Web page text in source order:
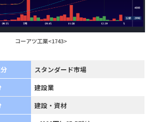
コーアツ工業<1743>
スタンダード市場
建設業
建設・資材